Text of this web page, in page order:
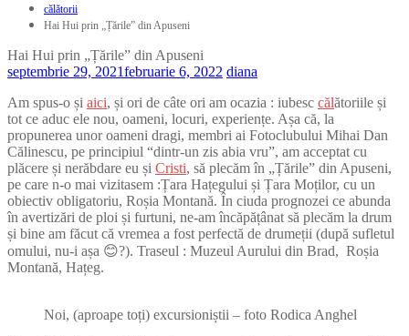
călătorii
Hai Hui prin „Țările” din Apuseni
Hai Hui prin „Țările” din Apuseni
septembrie 29, 2021februarie 6, 2022 diana
Am spus-o și aici, și ori de câte ori am ocazia : iubesc călătoriile și
tot ce aduc ele nou, oameni, locuri, experiențe. Așa că, la
propunerea unor oameni dragi, membri ai Fotoclubului Mihai Dan
Călinescu, pe principiul “dintr-un zis abia vru”, am acceptat cu
plăcere și nerăbdare eu și Cristi, să plecăm în „Țările” din Apuseni,
pe care n-o mai vizitasem :Țara Hațegului și Țara Moților, cu un
obiectiv obligatoriu, Roșia Montană. În ciuda prognozei ce abunda
în avertizări de ploi și furtuni, ne-am încăpățânat să plecăm la drum
și bine am făcut că vremea a fost perfectă de drumeții (după sufletul
omului, nu-i așa 😊?). Traseul : Muzeul Aurului din Brad, Roșia
Montană, Hațeg.
Noi, (aproape toți) excursioniștii – foto Rodica Anghel